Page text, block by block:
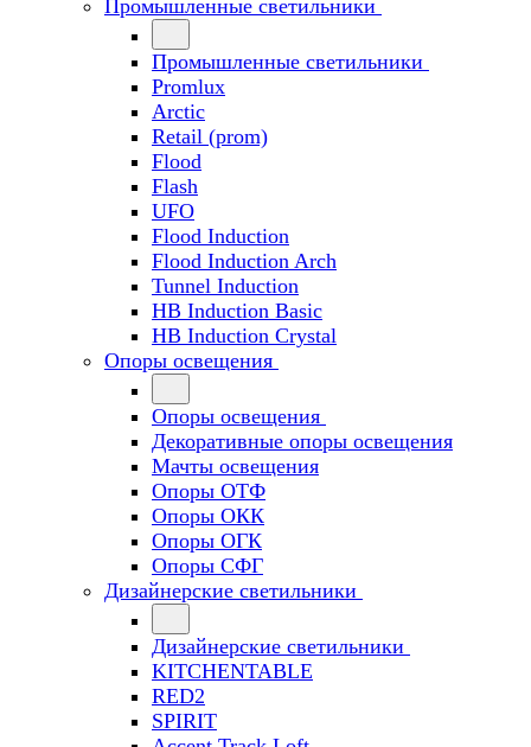
Промышленные светильники
Промышленные светильники
Promlux
Arctic
Retail (prom)
Flood
Flash
UFO
Flood Induction
Flood Induction Arch
Tunnel Induction
HB Induction Basic
HB Induction Crystal
Опоры освещения
Опоры освещения
Декоративные опоры освещения
Мачты освещения
Опоры ОТФ
Опоры ОКК
Опоры ОГК
Опоры СФГ
Дизайнерские светильники
Дизайнерские светильники
KITCHENTABLE
RED2
SPIRIT